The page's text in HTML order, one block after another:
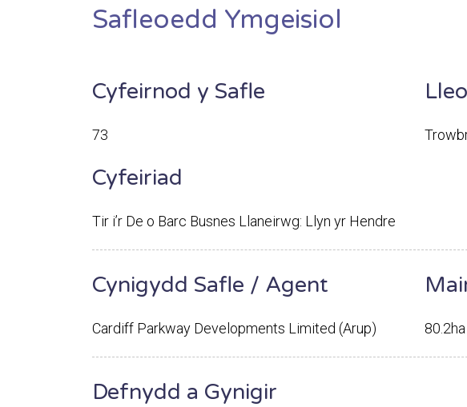
Safleoedd Ymgeisiol
Cyfeirnod y Safle
73
Cyfeiriad
Tir i’r De o Barc Busnes Llaneirwg: Llyn yr Hendre
Cynigydd Safle / Agent
Cardiff Parkway Developments Limited (Arup) 80.2ha
Defnydd a Gynigir